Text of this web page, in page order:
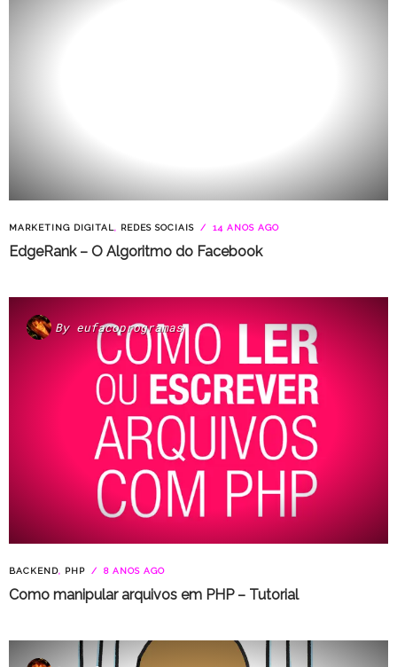
MARKETING DIGITAL , REDES SOCIAIS 14 ANOS AGO
EdgeRank – O Algoritmo do Facebook
By eufacoprogramas
BACKEND, PHP 8 ANOS AGO
Como manipular arquivos em PHP – Tutorial